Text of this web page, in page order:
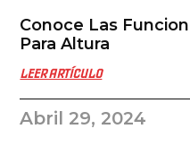
Conoce Las
Para Altura
LEER ARTÍCULO
Abril 29, 2024